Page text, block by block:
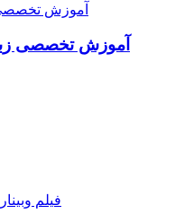
آموزش تخصصی